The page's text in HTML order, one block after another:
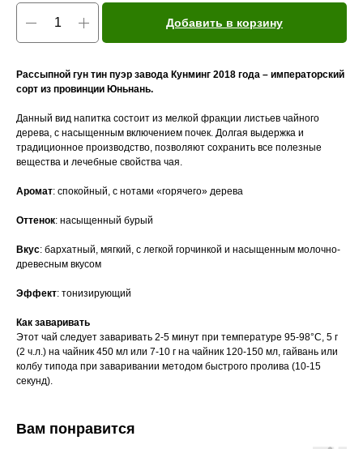
Добавить в корзину
Рассыпной гун тин пуэр завода Кунминг 2018 года – императорский
сорт из провинции Юньнань.
Данный вид напитка состоит из мелкой фракции листьев чайного
дерева, с насыщенным включением почек. Долгая выдержка и
традиционное производство, позволяют сохранить все полезные
вещества и лечебные свойства чая.
Аромат: спокойный, с нотами «горячего» дерева
Оттенок: насыщенный бурый
Вкус: бархатный, мягкий, с легкой горчинкой и насыщенным молочно-
древесным вкусом
Эффект: тонизирующий
Как заваривать
Этот чай следует заваривать 2-5 минут при температуре 95-98°С, 5 г
(2 ч.л.) на чайник 450 мл или 7-10 г на чайник 120-150 мл, гайвань или
колбу типода при заваривании методом быстрого пролива (10-15
секунд).
Вам понравится